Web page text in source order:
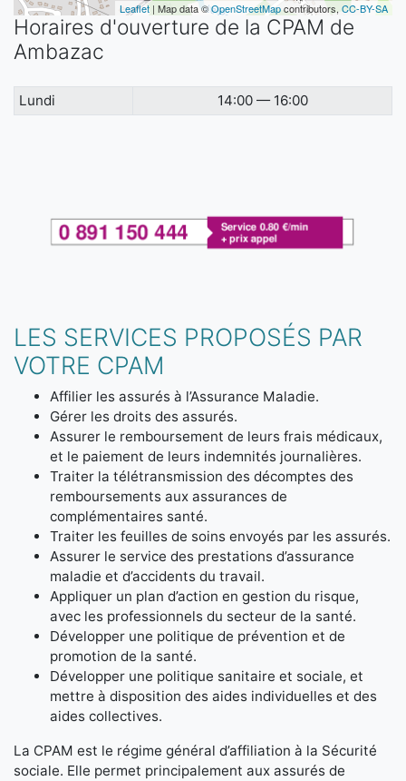
Leaflet | Map data ©OpenStreetMapcontributors, CC-BY-SA
Horaires d'ouverture de la CPAM de
Ambazac
Lundi 14:00 — 16:00
LES SERVICES PROPOSÉS PAR
VOTRE CPAM
Affilier les assurés à l’Assurance Maladie.
Gérer les droits des assurés.
Assurer le remboursement de leurs frais médicaux,
et le paiement de leurs indemnités journalières.
Traiter la télétransmission des décomptes des
remboursements aux assurances de
complémentaires santé.
Traiter les feuilles de soins envoyés par les assurés.
Assurer le service des prestations d’assurance
maladie et d’accidents du travail.
Appliquer un plan d’action en gestion du risque,
avec les professionnels du secteur de la santé.
Développer une politique de prévention et de
promotion de la santé.
Développer une politique sanitaire et sociale, et
mettre à disposition des aides individuelles et des
aides collectives.
La CPAM est le régime général d’affiliation à la Sécurité
sociale. Elle permet principalement aux assurés de